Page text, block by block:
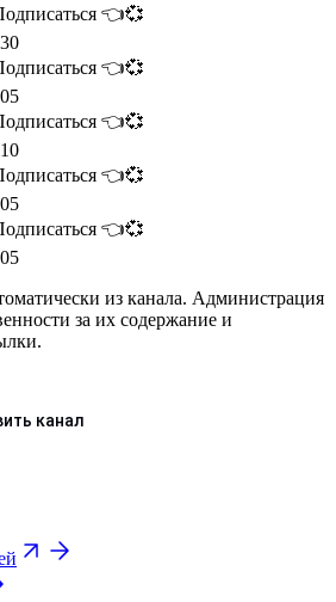
👈💞
👈💞
👈💞
👈💞
👈💞
из канала. Администрация
за их содержание и
канал